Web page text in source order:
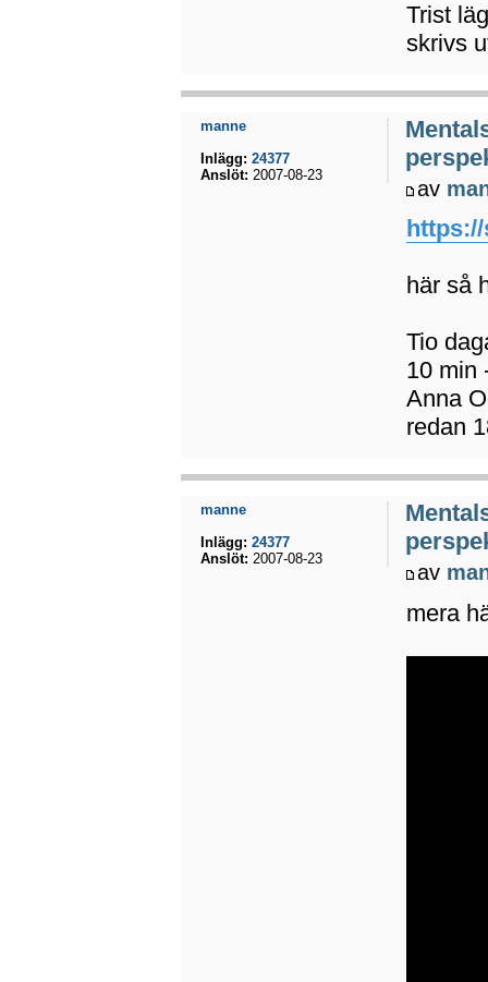
Trist
skrivs
av
här så
Tio
10 min
Anna
redan
manne
Inlägg: 24377
Anslöt: 2007-08-23
av
mera
manne
Inlägg: 24377
Anslöt: 2007-08-23